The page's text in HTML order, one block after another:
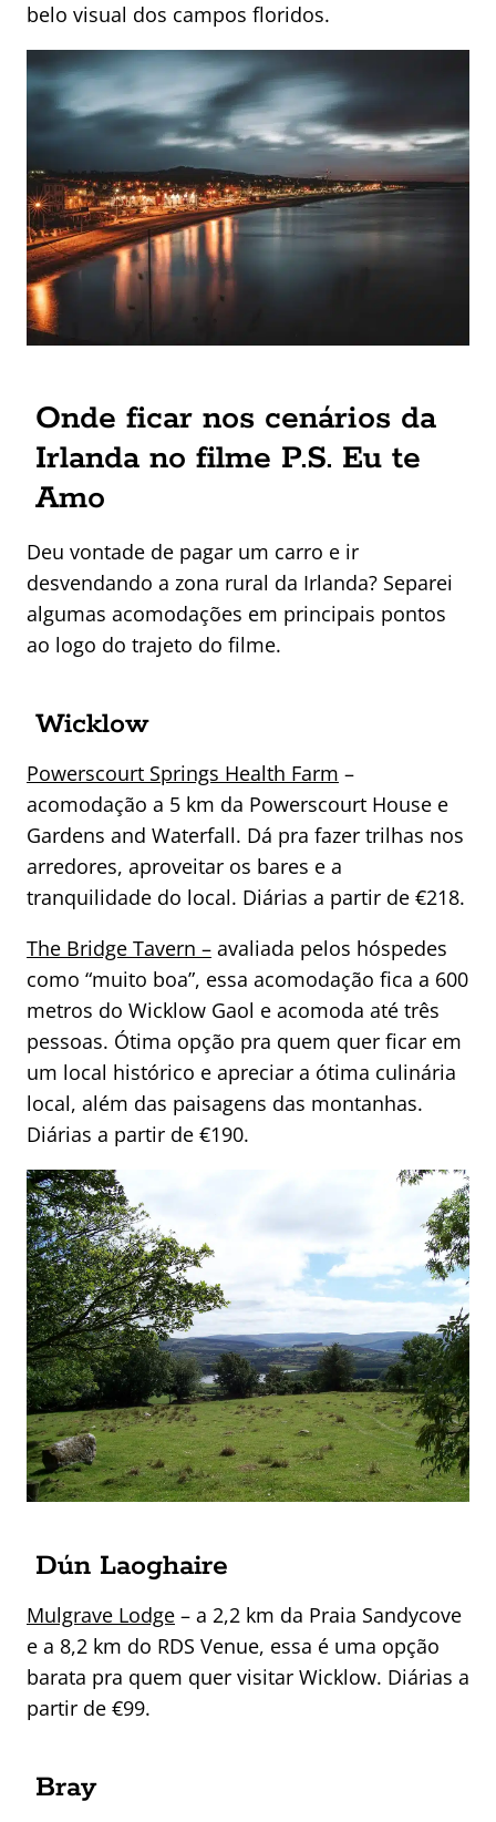
belo visual dos campos floridos.
Onde ficar nos cenários da
Irlanda no filme P.S. Eu te
Amo
Deu vontade de pagar um carro e ir
desvendando a zona rural da Irlanda? Separei
algumas acomodações em principais pontos
ao logo do trajeto do filme.
Wicklow
Powerscourt Springs Health Farm –
acomodação a 5 km da Powerscourt House e
Gardens and Waterfall. Dá pra fazer trilhas nos
arredores, aproveitar os bares e a
tranquilidade do local. Diárias a partir de €218.
The Bridge Tavern – avaliada pelos hóspedes
como “muito boa”, essa acomodação fica a 600
metros do Wicklow Gaol e acomoda até três
pessoas. Ótima opção pra quem quer ficar em
um local histórico e apreciar a ótima culinária
local, além das paisagens das montanhas.
Diárias a partir de €190.
Dún Laoghaire
Mulgrave Lodge – a 2,2 km da Praia Sandycove
e a 8,2 km do RDS Venue, essa é uma opção
barata pra quem quer visitar Wicklow. Diárias a
partir de €99.
Bray